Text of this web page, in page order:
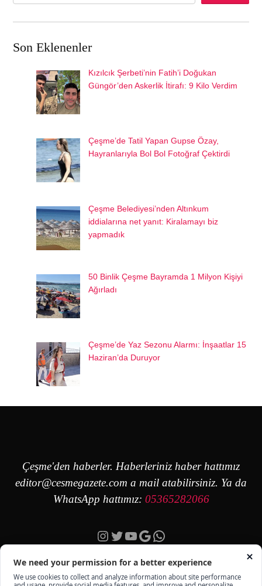
Son Eklenenler
Kızılcık Şerbeti’nin Fatih’i Doğukan
Güngör’den Askerlik İtirafı: 9 Kilo Verdim
Çeşme’de Tatil Yapan Gupse Özay,
Hayranlarıyla Bol Bol Fotoğraf Çektirdi
Çeşme Belediyesi’nden Altınkum
iddialarına net yanıt: Kiralamayı biz
yapmadık
50 Binlik Çeşme Bayramda 1 Milyon Kişiyi
Ağırladı
Çeşme’de Yaz Sezonu Alarmı: İnşaatlar 15
Haziran’da Duruyor
Çeşme'den haberler. Haberleriniz haber hattımız
editor@cesmegazete.com a mail atabilirsiniz. Ya da
WhatsApp hattımız: 05365282066
Instagram
Twitter
YouTube
Google
https://wa.me/